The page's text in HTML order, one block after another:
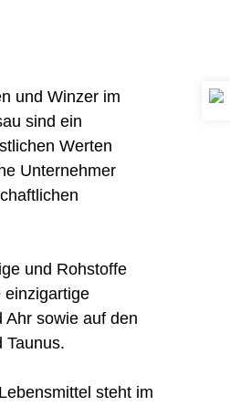
und Winzer im
sind ein
Werten
Unternehmer
und Rohstoffe
einzigartige
Ahr sowie auf den
Taunus.
steht im